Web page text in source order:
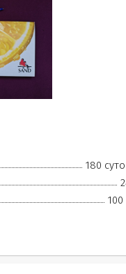
180
100